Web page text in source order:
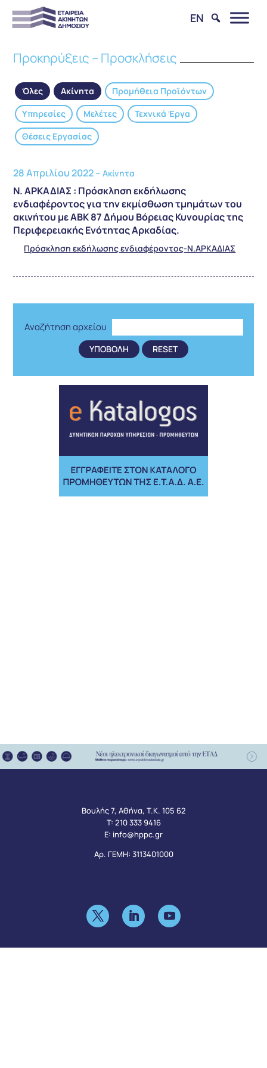
EN
Προκηρύξεις – Προσκλήσεις
Όλες Ακίνητα
Προμήθεια Προϊόντων
Υπηρεσίες
Μελέτες
Τεχνικά Έργα
Θέσεις Εργασίας
28 Απριλίου 2022 –Ακίνητα
Ν. ΑΡΚΑΔΙΑΣ : Πρόσκληση εκδήλωσης
ενδιαφέροντος για την εκμίσθωση τμημάτων του
ακινήτου με ΑΒΚ 87 Δήμου Βόρειας Κυνουρίας της
Περιφερειακής Ενότητας Αρκαδίας.
Πρόσκληση εκδήλωσης ενδιαφέροντος-Ν.ΑΡΚΑΔΙΑΣ
Αναζήτηση αρχείου
Βουλής 7, Αθήνα, Τ.Κ. 105 62
Τ: 210 333 9416
Ε: info@hppc.gr
Αρ. ΓΕΜΗ: 3113401000